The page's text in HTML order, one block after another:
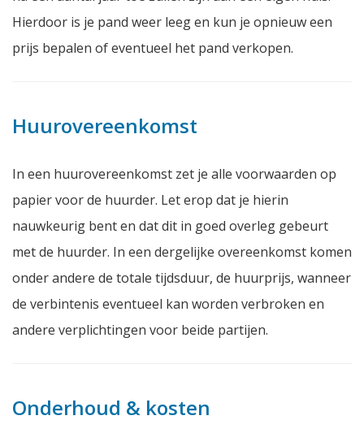
Hierdoor is je pand weer leeg en kun je opnieuw een
prijs bepalen of eventueel het pand verkopen.
Huurovereenkomst
In een huurovereenkomst zet je alle voorwaarden op
papier voor de huurder. Let erop dat je hierin
nauwkeurig bent en dat dit in goed overleg gebeurt
met de huurder. In een dergelijke overeenkomst komen
onder andere de totale tijdsduur, de huurprijs, wanneer
de verbintenis eventueel kan worden verbroken en
andere verplichtingen voor beide partijen.
Onderhoud & kosten